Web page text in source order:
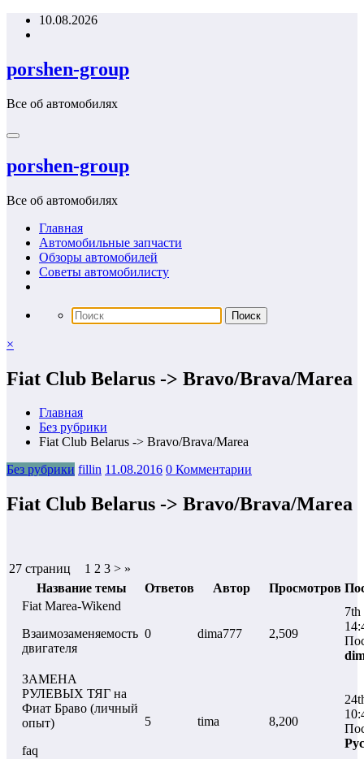
Перейти10.08.2026
porshen-group
Все об автомобилях
porshen-group
Все об автомобилях
Главная
Автомобильные запчасти
Обзоры автомобилей
Советы автомобилисту
×
Fiat Club Belarus -> Bravo/Brava/Marea
Главная
Без рубрики
Fiat Club Belarus -> Bravo/Brava/Marea
Без рубрики fillin 11.08.2016 0 Комментарии
Fiat Club Belarus -> Bravo/Brava/Marea
27 страниц
1 2 3 > »
Название темы
Ответов Автор Просмотров
Fiat Marea-Wikend
Взаимозаменяемость
двигателя
0 dima777 2,509
ЗАМЕНА
РУЛЕВЫХ ТЯГ на
Фиат Браво (личный
опыт)
faq
5 tima 8,200